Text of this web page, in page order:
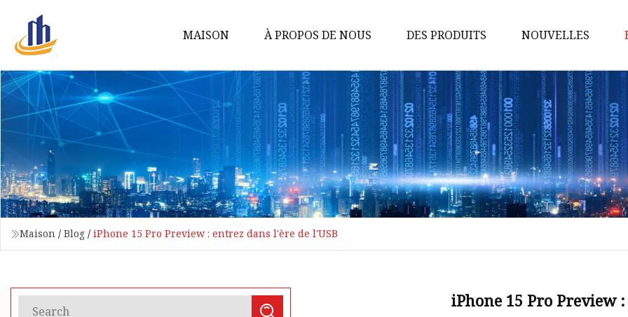
MAISON À PROPOS DE NOUS DES PRODUITS
Routeur de banque
d'alimentation 4G
CPE 4G
Routeur 4G
Routeur de poche 4G
Routeur portatif
Routeur maillé 5G
NOUVELLES
Maison / Blog / iPhone 15 Pro Preview : entrez dans l'ère de l'USB
iPhone 15 Pro Preview